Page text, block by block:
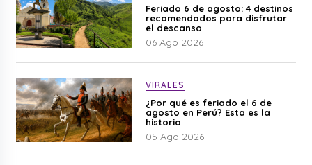
Feriado 6 de agosto: 4 destinos
recomendados para disfrutar
el descanso
06 Ago 2026
VIRALES
¿Por qué es feriado el 6 de
agosto en Perú? Esta es la
historia
05 Ago 2026